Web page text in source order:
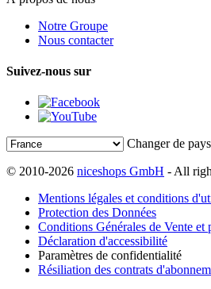
Notre Groupe
Nous contacter
Suivez-nous sur
Changer de
© 2010-2026 niceshops GmbH - All
Mentions légales et conditions
Protection des Données
Conditions Générales de Vente
Déclaration d'accessibilité
Paramètres de confidentialité
Résiliation des contrats